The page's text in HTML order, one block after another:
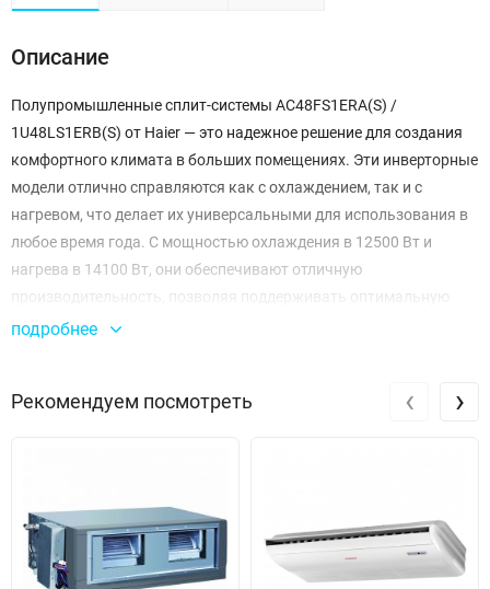
Описание
Полупромышленные сплит-системы AC48FS1ERA(S) /
1U48LS1ERB(S) от Haier — это надежное решение для создания
комфортного климата в больших помещениях. Эти инверторные
модели отлично справляются как с охлаждением, так и с
нагревом, что делает их универсальными для использования в
любое время года. С мощностью охлаждения в 12500 Вт и
нагрева в 14100 Вт, они обеспечивают отличную
производительность, позволяя поддерживать оптимальную
температуру даже в самых жарких или холодных условиях.
говорит о её экономичности и минимальном расходе
низким уровнем шума: наружный блок работает на уровне 70
дБ(А), а внутренний блок имеет уровень звукового давления от
49 до 53 дБ(А), что делает их подходящими для установки в
подробнее
Рекомендуем посмотреть ‹ ›